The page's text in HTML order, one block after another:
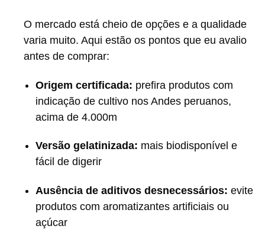
O mercado está cheio de opções e a qualidade
varia muito. Aqui estão os pontos que eu avalio
antes de comprar:
Origem certificada: prefira produtos com
indicação de cultivo nos Andes peruanos,
acima de 4.000m
Versão gelatinizada: mais biodisponível e
fácil de digerir
Ausência de aditivos desnecessários: evite
produtos com aromatizantes artificiais ou
açúcar